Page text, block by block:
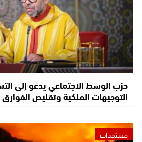
حزب الوسط الاجتماعي يدعو إلى
التوجيهات الملكية وتقليص
مستجدات